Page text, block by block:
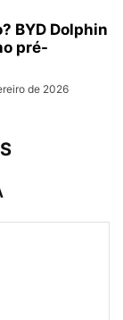
BYD Dolphin
pré-
de 2026